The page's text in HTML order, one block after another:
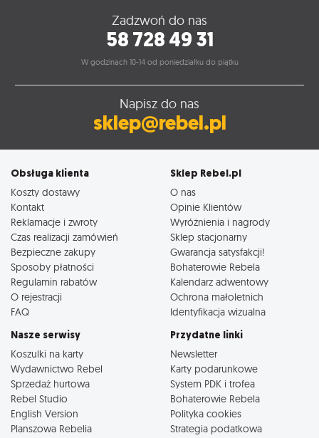
Zadzwoń do nas
58 728 49 31
W godzinach 10-14 od poniedziałku do piątku
Napisz do nas
sklep@rebel.pl
Obsługa klienta
Koszty dostawy
Kontakt
Reklamacje i zwroty
Czas realizacji zamówień
Bezpieczne zakupy
Sposoby płatności
Regulamin rabatów
O rejestracji
FAQ
Sklep Rebel.pl
O nas
Opinie Klientów
Wyróżnienia i nagrody
Sklep stacjonarny
Gwarancja satysfakcji!
Bohaterowie Rebela
Kalendarz adwentowy
Ochrona małoletnich
Identyfikacja wizualna
Nasze serwisy
Koszulki na karty
Wydawnictwo Rebel
Sprzedaż hurtowa
Rebel Studio
English Version
Planszowa Rebelia
Przydatne linki
Newsletter
Karty podarunkowe
System PDK i trofea
Bohaterowie Rebela
Polityka cookies
Strategia podatkowa